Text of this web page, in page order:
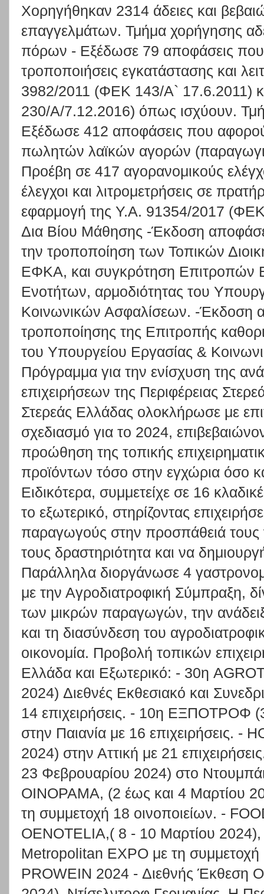
Χορηγήθηκαν 2314 άδειες και
επαγγελμάτων. Τμήμα χορήγησης
πόρων - Εξέδωσε 79 αποφάσεις που
τροποποιήσεις εγκατάστασης και
3982/2011 (ΦΕΚ 143/Α` 17.6.2011)
230/Α/7.12.2016) όπως ισχύουν.
Εξέδωσε 412 αποφάσεις που
πωλητών λαϊκών αγορών
Προέβη σε 417 αγορανομικούς
έλεγχοι και λιτρομετρήσεις σε
εφαρμογή της Υ.Α. 91354/2017
Δια Βίου Μάθησης -Έκδοση
την τροποποίηση των Τοπικών
ΕΦΚΑ, και συγκρότηση Επιτροπών
Ενοτήτων, αρμοδιότητας του
Κοινωνικών Ασφαλίσεων. -Έκδοση
τροποποίησης της Επιτροπής
του Υπουργείου Εργασίας &
Πρόγραμμα για την ενίσχυση της
επιχειρήσεων της Περιφέρειας
Στερεάς Ελλάδας ολοκλήρωσε με
σχεδιασμό για το 2024,
προώθηση της τοπικής
προϊόντων τόσο στην εγχώρια όσο
Ειδικότερα, συμμετείχε σε 16
το εξωτερικό, στηρίζοντας
παραγωγούς στην προσπάθειά τους
τους δραστηριότητα και να
Παράλληλα διοργάνωσε 4
με την Αγροδιατροφική Σύμπραξη,
των μικρών παραγωγών, την
και τη διασύνδεση του
οικονομία. Προβολή τοπικών
Ελλάδα και Εξωτερικό: - 30η
2024) Διεθνές Εκθεσιακό και
14 επιχειρήσεις. - 10η ΕΞΠΟΤΡΟΦ
στην Παιανία με 16 επιχειρήσεις. -
2024) στην Αττική με 21
23 Φεβρουαρίου 2024) στο
ΟΙΝΟΡΑΜΑ, (2 έως και 4 Μαρτίου
τη συμμετοχή 18 οινοποιείων. -
OENOTELIA,( 8 - 10 Μαρτίου 2024),
Metropolitan EXPO με τη συμμετοχή
PROWEIN 2024 - Διεθνής Έκθεση